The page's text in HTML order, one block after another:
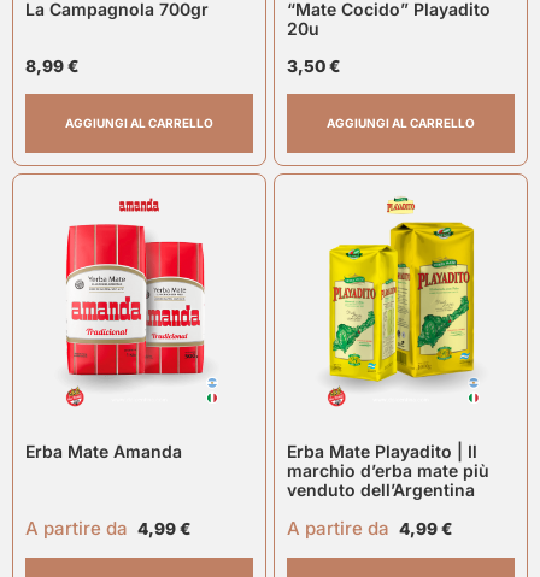
La Campagnola 700gr
8,99€
AGGIUNGI AL CARRELLO
“Mate Cocido” Playadito
20u
3,50€
AGGIUNGI AL CARRELLO
Erba Mate Amanda
A partire da 4,99€
Erba Mate Playadito | Il
marchio d’erba mate più
venduto dell’Argentina
A partire da 4,99€